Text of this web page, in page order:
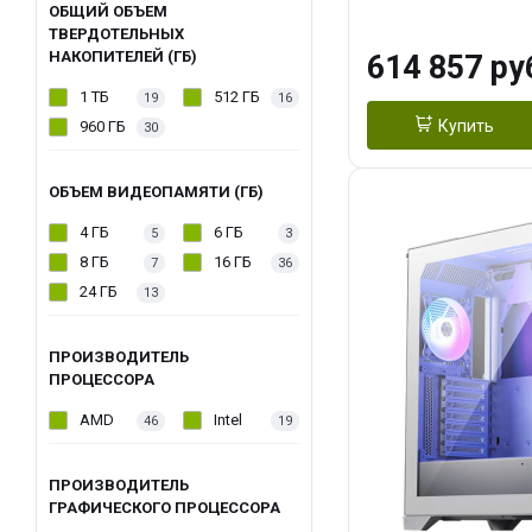
ОБЩИЙ ОБЪЕМ
ТВЕРДОТЕЛЬНЫХ
НАКОПИТЕЛЕЙ (ГБ)
1 ТБ 19 512 ГБ 16
960 ГБ 30
ОБЪЕМ ВИДЕОПАМЯТИ (ГБ)
4 ГБ 5 6 ГБ 3
8 ГБ 7 16 ГБ 36
24 ГБ 13
ПРОИЗВОДИТЕЛЬ
ПРОЦЕССОРА
AMD 46 Intel 19
ПРОИЗВОДИТЕЛЬ
ГРАФИЧЕСКОГО ПРОЦЕССОРА
Turbo/ 1 ТБ
614 857
Купить